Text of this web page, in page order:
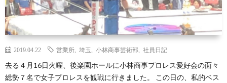
2019.04.22 営業所 埼玉 小林商事芸術部 社員日記
去る４月16日火曜、後楽園ホールに小林商事プロレス愛好会の面々
総勢７名で女子プロレスを観戦に行きました。 この日の、私的ベス